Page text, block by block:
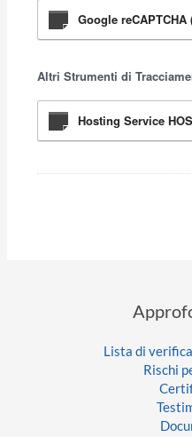
Google
Altri Strumenti di
Hosting Service
Lista di
Rischi